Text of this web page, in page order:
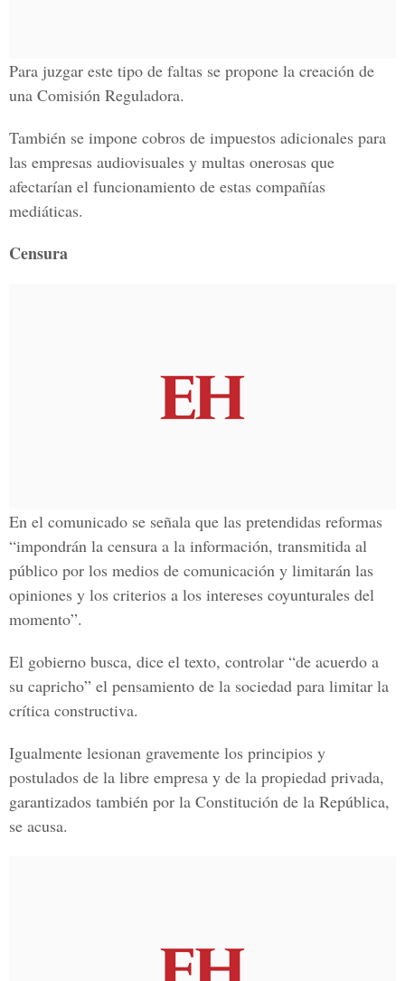
Para juzgar este tipo de faltas se propone la creación de
una Comisión Reguladora.
También se impone cobros de impuestos adicionales para
las empresas audiovisuales y multas onerosas que
afectarían el funcionamiento de estas compañías
mediáticas.
Censura
En el comunicado se señala que las pretendidas reformas
“impondrán la censura a la información, transmitida al
público por los medios de comunicación y limitarán las
opiniones y los criterios a los intereses coyunturales del
momento”.
El gobierno busca, dice el texto, controlar “de acuerdo a
su capricho” el pensamiento de la sociedad para limitar la
crítica constructiva.
Igualmente lesionan gravemente los principios y
postulados de la libre empresa y de la propiedad privada,
garantizados también por la Constitución de la República,
se acusa.